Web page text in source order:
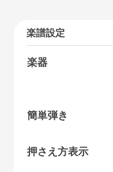
楽譜設定
楽器
簡単弾き
押さえ方表示